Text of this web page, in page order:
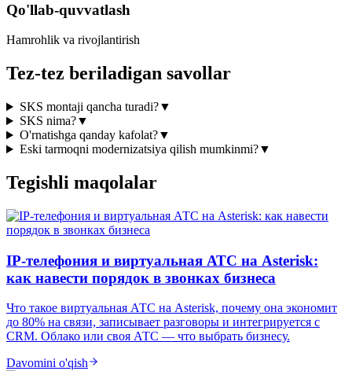
Qo'llab-quvvatlash
Hamrohlik va rivojlantirish
Tez-tez beriladigan savollar
SKS montaji qancha turadi?▼
SKS nima?▼
O'rnatishga qanday kafolat?▼
Eski tarmoqni modernizatsiya qilish mumkinmi?▼
Tegishli maqolalar
IP-телефония и виртуальная АТС на Asterisk:
как навести порядок в звонках бизнеса
Что такое виртуальная АТС на Asterisk, почему она экономит
до 80% на связи, записывает разговоры и интегрируется с
CRM. Облако или своя АТС — что выбрать бизнесу.
Davomini o'qish